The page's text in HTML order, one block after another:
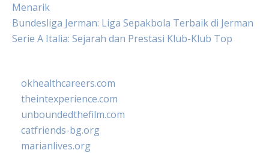
Menarik
Bundesliga Jerman: Liga Sepakbola Terbaik di Jerman
Serie A Italia: Sejarah dan Prestasi Klub-Klub Top
okhealthcareers.com
theintexperience.com
unboundedthefilm.com
catfriends-bg.org
marianlives.org